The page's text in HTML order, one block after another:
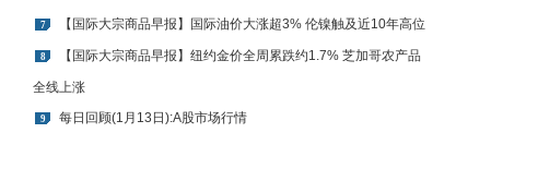
7 【国际大宗商品早报】国际油价大涨超3% 伦镍触及近10年高位
8 【国际大宗商品早报】纽约金价全周累跌约1.7% 芝加哥农产品
全线上涨
9 每日回顾(1月13日):A股市场行情